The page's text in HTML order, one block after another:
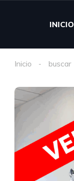
INICIO
Inicio buscar